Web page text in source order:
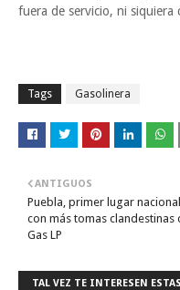
fuera de servicio, ni siquiera
Tags Gasolinera
ANTIGUOS
Puebla, primer lugar nacional
con más tomas clandestinas
Gas LP
TAL VEZ TE INTERESEN